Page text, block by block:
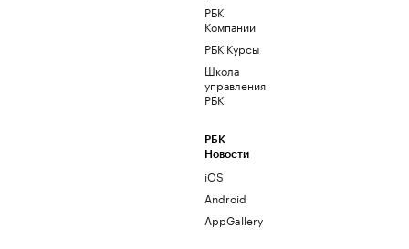
РБК
Компании
РБК Курсы
Школа
управления
РБК
РБК
Новости
iOS
Android
AppGallery